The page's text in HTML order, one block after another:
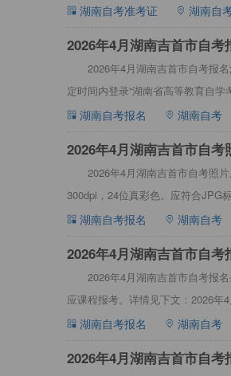
月湖南吉首市自考准
湖南自考准考证 湖南自
2026年4月湖南吉首市自考
2026年4月湖南吉首市自考报
定时间内登录“湖南省高等教育自
湖南自考报名 湖南自考
2026年4月湖南吉首市自考
2026年4月湖南吉首市自考照
300dpi，24位真彩色。应符合JPG
40KB湖南自考报名 湖南自考
2026年4月湖南吉首市自考
2026年4月湖南吉首市自考报
应课程报考。详情见下文：2026年
别、年龄、民族
湖南自考报名 湖南自考
2026年4月湖南吉首市自考